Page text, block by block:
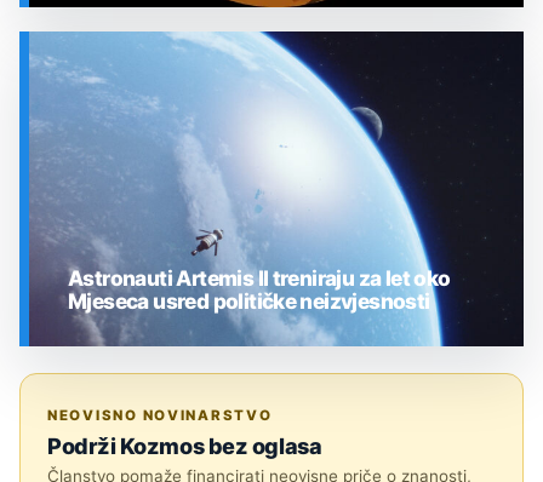
SVEMIR
Astronauti Artemis II treniraju za let oko
Mjeseca usred političke neizvjesnosti
NEOVISNO NOVINARSTVO
Podrži Kozmos bez oglasa
Članstvo pomaže financirati neovisne priče o znanosti,